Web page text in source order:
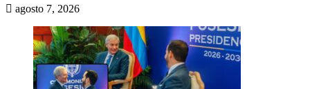
agosto 7, 2026